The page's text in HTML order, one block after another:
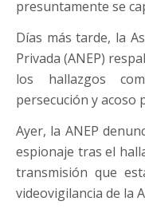
presuntamente se
Días más tarde, la
Privada (ANEP)
los hallazgos
persecución y acoso
Ayer, la ANEP
espionaje tras el
transmisión que
videovigilancia de la